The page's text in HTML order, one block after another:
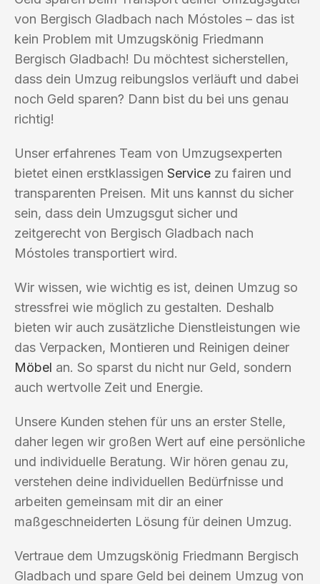
von Bergisch Gladbach nach Móstoles – das ist
kein Problem mit Umzugskönig Friedmann
Bergisch Gladbach! Du möchtest sicherstellen,
dass dein Umzug reibungslos verläuft und dabei
noch Geld sparen? Dann bist du bei uns genau
richtig!
Unser erfahrenes Team von Umzugsexperten
bietet einen erstklassigen Service zu fairen und
transparenten Preisen. Mit uns kannst du sicher
sein, dass dein Umzugsgut sicher und
zeitgerecht von Bergisch Gladbach nach
Móstoles transportiert wird.
Wir wissen, wie wichtig es ist, deinen Umzug so
stressfrei wie möglich zu gestalten. Deshalb
bieten wir auch zusätzliche Dienstleistungen wie
das Verpacken, Montieren und Reinigen deiner
Möbel an. So sparst du nicht nur Geld, sondern
auch wertvolle Zeit und Energie.
Unsere Kunden stehen für uns an erster Stelle,
daher legen wir großen Wert auf eine persönliche
und individuelle Beratung. Wir hören genau zu,
verstehen deine individuellen Bedürfnisse und
arbeiten gemeinsam mit dir an einer
maßgeschneiderten Lösung für deinen Umzug.
Vertraue dem Umzugskönig Friedmann Bergisch
Gladbach und spare Geld bei deinem Umzug von